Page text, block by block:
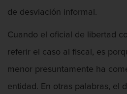
Delitos de Hurto
Hurto en tiendas
Hurto mayor de auto
Hurto Menor
de desviación informal.
Cuando el oficial de libertad
referir el caso al fiscal, es
menor presuntamente ha
entidad. En otras palabras, el